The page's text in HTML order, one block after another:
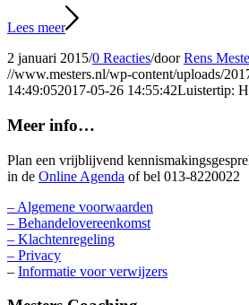
Lees meer
2 januari 2015/0 Reacties/doorRens
//www.mesters.nl/wp-content/uploads/
14:49:052017-05-26 14:55:42Luistertip:
Meer info…
Plan een vrijblijvend
in de Online Agenda of bel 013-8220022
– Algemene voorwaarden
– Behandelovereenkomst
– Klachtenregeling
– Privacy
– Informatie voor verwijzers